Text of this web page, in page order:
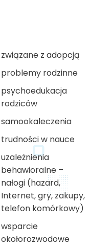
związane z adopcją
problemy rodzinne
psychoedukacja
rodziców
samookaleczenia
trudności w nauce
uzależnienia
behawioralne –
nałogi (hazard,
Internet, gry, zakupy,
telefon komórkowy)
wsparcie
okołorozwodowe